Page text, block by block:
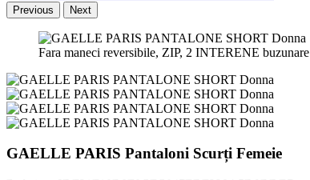
Previous Next
Fara maneci reversibile, ZIP, 2 INTERENE
GAELLE PARIS Pantaloni Scurți Femeie